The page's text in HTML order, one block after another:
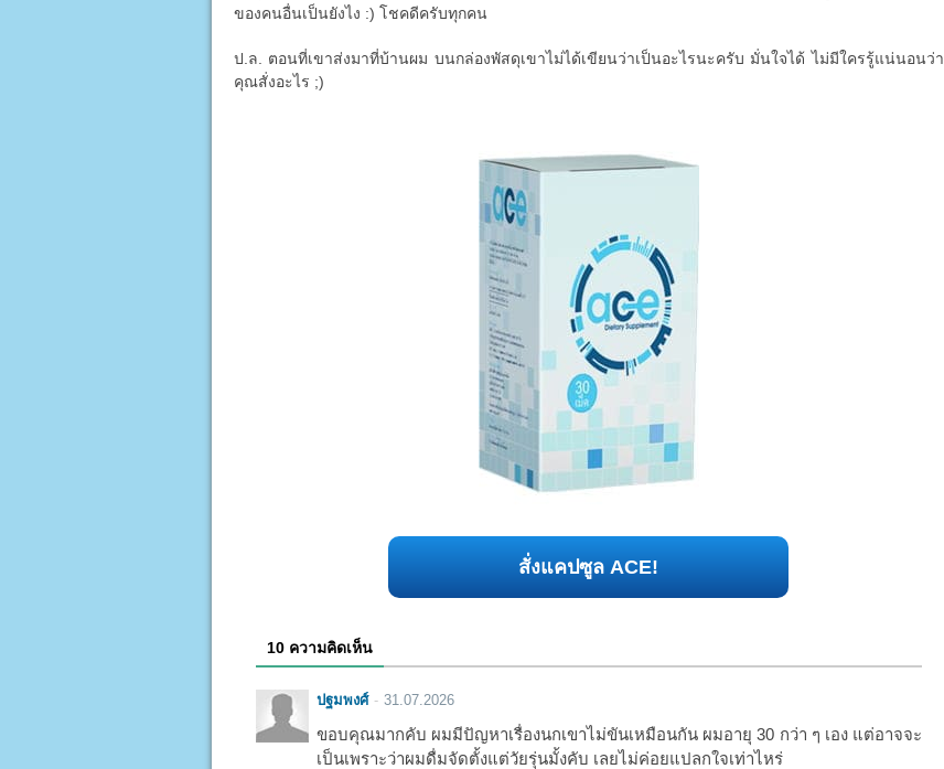
ของคนอื่นเป็นยังไง :) โชคดีครับทุกคน
ป.ล. ตอนที่เขาส่งมาที่บ้านผม บนกล่องพัสดุเขาไม่ได้เขียนว่าเป็นอะไรนะครับ มั่นใจได้ ไม่มีใครรู้แน่นอนว่า
คุณสั่งอะไร ;)
สั่งแคปซูล ACE!
10 ความคิดเห็น
ปฐมพงศ์ 31.07.2026
ขอบคุณมากคับ ผมมีปัญหาเรื่องนกเขาไม่ขันเหมือนกัน ผมอายุ 30 กว่า ๆ เอง แต่อาจจะ
เป็นเพราะว่าผมดื่มจัดตั้งแต่วัยรุ่นมั้งคับ เลยไม่ค่อยแปลกใจเท่าไหร่